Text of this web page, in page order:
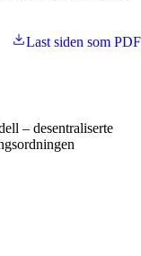
Last siden som PDF
– desentraliserte